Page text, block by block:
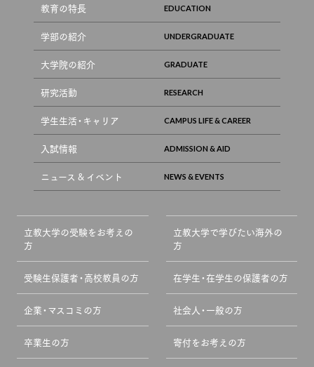
教育の特長
学部の紹介
大学院の紹介
研究活動
学生生活・キャリア
入試情報
ニュース & イベント
立教大学の受験をお考えの
方
立教大学で学びたい海外の
方
受験生保護者・高校教員の方 在学生・在学生の保護者の方
企業・マスコミの方 社会人・一般の方
卒業生の方 寄付をお考えの方